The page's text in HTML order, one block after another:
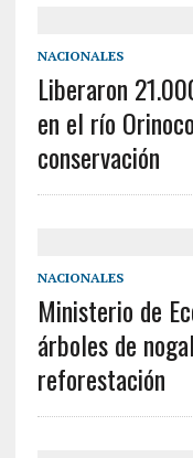
NACIONALES
Liberaron
en el río
conservación
NACIONALES
Ministerio de
árboles de
reforestación